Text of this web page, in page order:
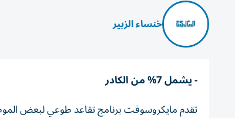
خنساء الزبير
- يشمل 7% من الكادر